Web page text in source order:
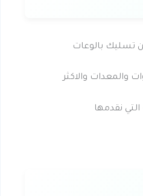
تسليك بالوعات
والمعدات والاكثر
نقدمها